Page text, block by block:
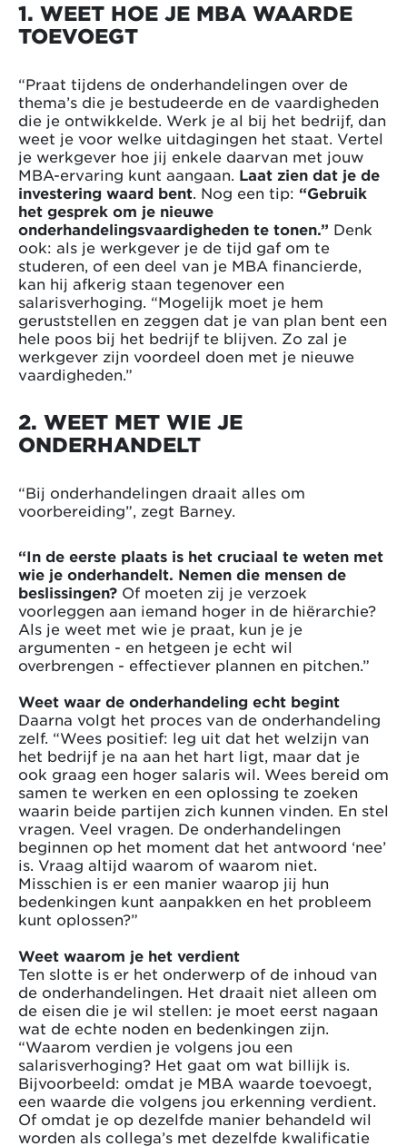
1. WEET HOE JE MBA WAARDE
TOEVOEGT
“Praat tijdens de onderhandelingen over de
thema’s die je bestudeerde en de vaardigheden
die je ontwikkelde. Werk je al bij het bedrijf, dan
weet je voor welke uitdagingen het staat. Vertel
je werkgever hoe jij enkele daarvan met jouw
MBA-ervaring kunt aangaan. Laat zien dat je de
investering waard bent. Nog een tip: “Gebruik
het gesprek om je nieuwe
onderhandelingsvaardigheden te tonen.” Denk
ook: als je werkgever je de tijd gaf om te
studeren, of een deel van je MBA financierde,
kan hij afkerig staan tegenover een
salarisverhoging. “Mogelijk moet je hem
geruststellen en zeggen dat je van plan bent een
hele poos bij het bedrijf te blijven. Zo zal je
werkgever zijn voordeel doen met je nieuwe
vaardigheden.”
2. WEET MET WIE JE
ONDERHANDELT
“Bij onderhandelingen draait alles om
voorbereiding”, zegt Barney.
“In de eerste plaats is het cruciaal te weten met
wie je onderhandelt. Nemen die mensen de
beslissingen? Of moeten zij je verzoek
voorleggen aan iemand hoger in de hiërarchie?
Als je weet met wie je praat, kun je je
argumenten - en hetgeen je echt wil
overbrengen - effectiever plannen en pitchen.”
Weet waar de onderhandeling echt begint
Daarna volgt het proces van de onderhandeling
zelf. “Wees positief: leg uit dat het welzijn van
het bedrijf je na aan het hart ligt, maar dat je
ook graag een hoger salaris wil. Wees bereid om
samen te werken en een oplossing te zoeken
waarin beide partijen zich kunnen vinden. En stel
vragen. Veel vragen. De onderhandelingen
beginnen op het moment dat het antwoord ‘nee’
is. Vraag altijd waarom of waarom niet.
Misschien is er een manier waarop jij hun
bedenkingen kunt aanpakken en het probleem
kunt oplossen?”
Weet waarom je het verdient
Ten slotte is er het onderwerp of de inhoud van
de onderhandelingen. Het draait niet alleen om
de eisen die je wil stellen: je moet eerst nagaan
wat de echte noden en bedenkingen zijn.
“Waarom verdien je volgens jou een
salarisverhoging? Het gaat om wat billijk is.
Bijvoorbeeld: omdat je MBA waarde toevoegt,
een waarde die volgens jou erkenning verdient.
Of omdat je op dezelfde manier behandeld wil
worden als collega’s met dezelfde kwalificatie